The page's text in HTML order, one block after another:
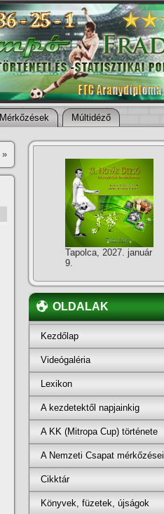
Mérkőzések Múltidéző
»
Tapolca, 2027. január
9.
OLDALAK
Kezdőlap
Videógaléria
Lexikon
A kezdetektől napjainkig
A KK (Mitropa Cup) története
A Nemzeti Csapat mérkőzései
Cikktár
Könyvek, füzetek, újságok